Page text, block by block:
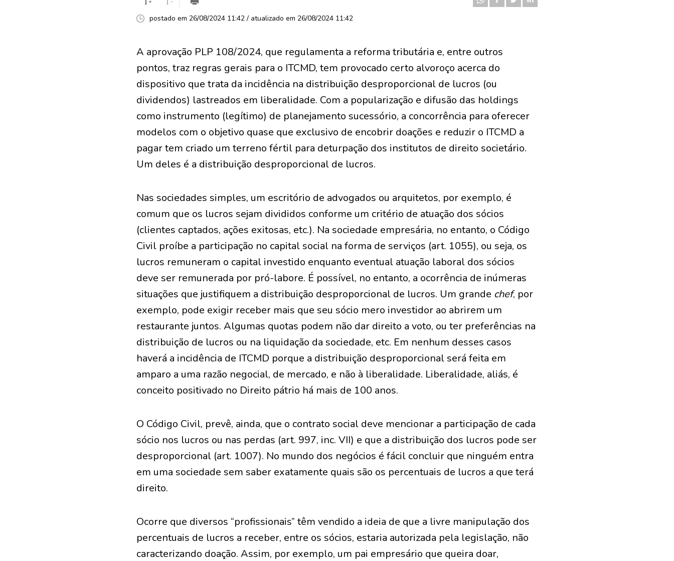
postado em 26/08/2024 11:42 / atualizado em 26/08/2024 11:42
A aprovação PLP 108/2024, que regulamenta a reforma tributária e, entre outros
pontos, traz regras gerais para o ITCMD, tem provocado certo alvoroço acerca do
dispositivo que trata da incidência na distribuição desproporcional de lucros (ou
dividendos) lastreados em liberalidade. Com a popularização e difusão das holdings
como instrumento (legítimo) de planejamento sucessório, a concorrência para oferecer
modelos com o objetivo quase que exclusivo de encobrir doações e reduzir o ITCMD a
pagar tem criado um terreno fértil para deturpação dos institutos de direito societário.
Um deles é a distribuição desproporcional de lucros.
Nas sociedades simples, um escritório de advogados ou arquitetos, por exemplo, é
comum que os lucros sejam divididos conforme um critério de atuação dos sócios
(clientes captados, ações exitosas, etc.). Na sociedade empresária, no entanto, o Código
Civil proíbe a participação no capital social na forma de serviços (art. 1055), ou seja, os
lucros remuneram o capital investido enquanto eventual atuação laboral dos sócios
deve ser remunerada por pró-labore. É possível, no entanto, a ocorrência de inúmeras
situações que justifiquem a distribuição desproporcional de lucros. Um grande chef, por
exemplo, pode exigir receber mais que seu sócio mero investidor ao abrirem um
restaurante juntos. Algumas quotas podem não dar direito a voto, ou ter preferências na
distribuição de lucros ou na liquidação da sociedade, etc. Em nenhum desses casos
haverá a incidência de ITCMD porque a distribuição desproporcional será feita em
amparo a uma razão negocial, de mercado, e não à liberalidade. Liberalidade, aliás, é
conceito positivado no Direito pátrio há mais de 100 anos.
O Código Civil, prevê, ainda, que o contrato social deve mencionar a participação de cada
sócio nos lucros ou nas perdas (art. 997, inc. VII) e que a distribuição dos lucros pode ser
desproporcional (art. 1007). No mundo dos negócios é fácil concluir que ninguém entra
em uma sociedade sem saber exatamente quais são os percentuais de lucros a que terá
direito.
Ocorre que diversos “profissionais” têm vendido a ideia de que a livre manipulação dos
percentuais de lucros a receber, entre os sócios, estaria autorizada pela legislação, não
caracterizando doação. Assim, por exemplo, um pai empresário que queira doar,